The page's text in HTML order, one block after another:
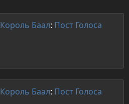
Король Баал: Пост Голоса
Король Баал: Пост Голоса